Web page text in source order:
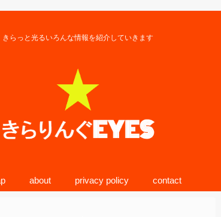
きらっと光るいろんな情報を紹介していきます
about privacy policy contact